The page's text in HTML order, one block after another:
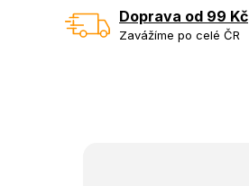
Doprava od 99 Kč
Zavážíme po celé ČR